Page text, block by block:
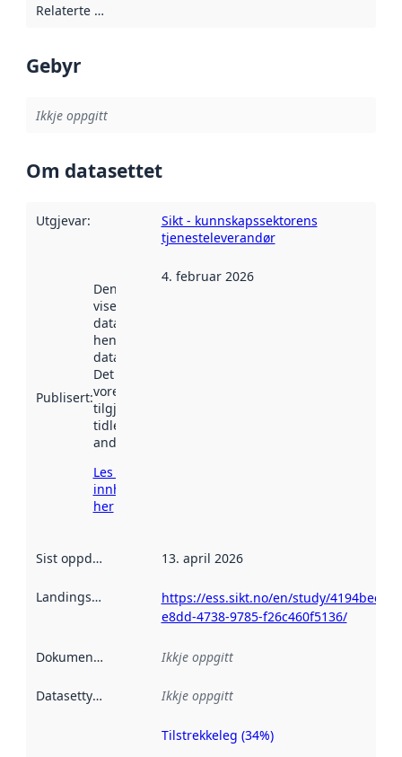
Relaterte ressursar
Gebyr
Ikkje oppgitt
Om datasettet
Utgjevar:
Sikt - kunnskapssektorens
tjenesteleverandør
Publisert:
Denne datoen
viser når
datasettet vart
henta inn av
data.norge.no.
Det kan ha
vore
tilgjengeleg
tidlegare
andre stader.
Les meir om
innhenting
her
4. februar 2026
Sist oppdatert 13. april 2026
Landingsside
https://ess.sikt.no/en/study/4194bee2-
e8dd-4738-9785-f26c460f5136/
Dokumentasjon Ikkje oppgitt
Datasettype Ikkje oppgitt
Metadatakvalitet
Tilstrekkeleg (34%)